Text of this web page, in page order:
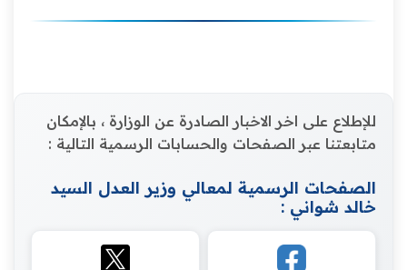
للإطلاع على اخر الاخبار الصادرة عن الوزارة ، بالإمكان
متابعتنا عبر الصفحات والحسابات الرسمية التالية :
الصفحات الرسمية لمعالي وزير العدل السيد
خالد شواني :